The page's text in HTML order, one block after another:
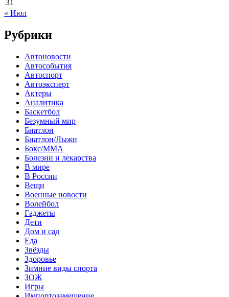
31
« Июл
Рубрики
Автоновости
Автособытия
Автоспорт
Автоэксперт
Актеры
Аналитика
Баскетбол
Безумный мир
Биатлон
Биатлон/Лыжи
Бокс/MMA
Болезни и лекарства
В мире
В России
Вещи
Военные новости
Волейбол
Гаджеты
Дети
Дом и сад
Еда
Звёзды
Здоровье
Зимние виды спорта
ЗОЖ
Игры